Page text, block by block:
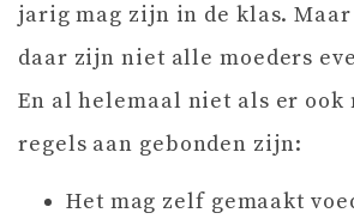
jarig mag zijn in de klas.
daar zijn niet alle moeders
En al helemaal niet als er ook
regels aan gebonden zijn:
Het mag zelf gemaakt